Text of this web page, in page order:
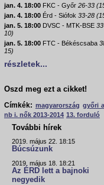
jan. 4. 18:00 FKC - Győr 26-33
jan. 4. 18:00 Érd - Siófok 33-28
jan. 5. 18:00 DVSC - MTK-BSE
10)
jan. 5. 18:00 FTC - Békéscsaba
15)
részletek...
Oszd meg ezt a cikket!
Címkék: magyarország győri
nb i. nők 2013-2014 13. forduló
További hírek
2019. május 22. 18:15
Búcsúzunk
2019. május 18. 18:21
Az ÉRD lett a bajnoki
negyedik